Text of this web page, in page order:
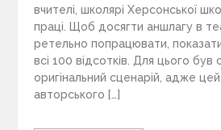
вчителі, школярі Херсонської
праці. Щоб досягти аншлагу в
ретельно попрацювати, показати
всі 100 відсотків. Для цього був
оригінальний сценарій, адже цей
авторського […]